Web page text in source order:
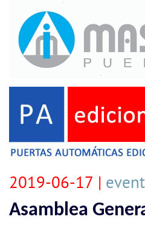
2019-06-17 |
Asamblea